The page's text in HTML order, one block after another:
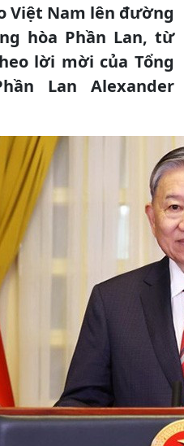
Việt Nam lên đường
hòa Phần Lan, từ
lời mời của Tổng
Lan Alexander